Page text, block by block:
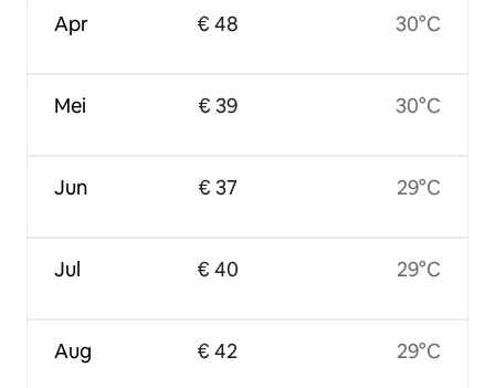
Apr
Mei
Jun
Jul
Aug
€ 48
€ 39
€ 37
€ 40
€ 42
30°C
30°C
29°C
29°C
29°C